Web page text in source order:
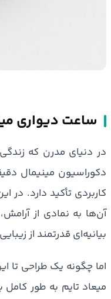
ساعت دیواری
در دنیای مدرن که
دکوراسیون مینیمال
کاربردی تأکید دارد. در
آن‌ها به نمادی از
بیانیه‌ای قدرتمند از
اما چگونه یک طراحی تا
میعاد تایم به طور